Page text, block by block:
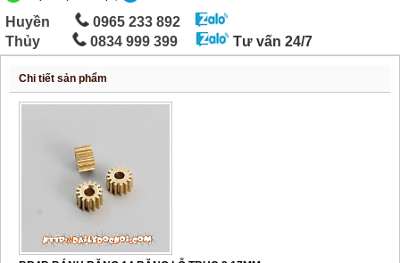
Huyền
0965 233 892
Thủy
0834 999 399 Tư vấn 24/7
Chi tiết sản phẩm